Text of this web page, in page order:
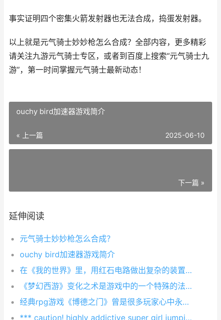
事实证明四个密集火箭发射器也无法合成，捣蛋发射器。
以上就是元气骑士妙妙枪怎么合成？全部内容，更多精彩
请关注九游元气骑士专区，或者到百度上搜索“元气骑士九
游”，第一时间掌握元气骑士最新动态！
ouchy bird加速器游戏简介
« 上一篇 2025-06-10
下一篇 »
延伸阅读
元气骑士妙妙枪怎么合成？
ouchy bird加速器游戏简介
在《我的世界》里，用红石电路做出复杂的装置是一件充满挑战的事情。然而，一些小白对红石电路还是一头雾水，下面小编将会手把手地教各位萌新使用红石电路制作简单的隐藏楼梯！
《梦幻西游》变化之术是游戏中的一个特殊的法术，玩家可以通过变化之术来变身成为不同的形象，还是很有用的，可能有玩家还不知道这个法术要怎么才能够获得，下面小编就给大家整理了具体的获取攻略，一起来看看吧！
经典rpg游戏《博德之门》曾是很多玩家心中永恒不灭的回忆，而系列新作的开发一直被大家关注。近日，《博德之门》的开发商beamdog在他们奔驰中国官网主页上贴出了一个招募测试玩家的帖子，虽然并未改变游戏名称，但玩家
*** caution! highly addictive super girl jumping game! ***have you ever dreamt about be an amazing a